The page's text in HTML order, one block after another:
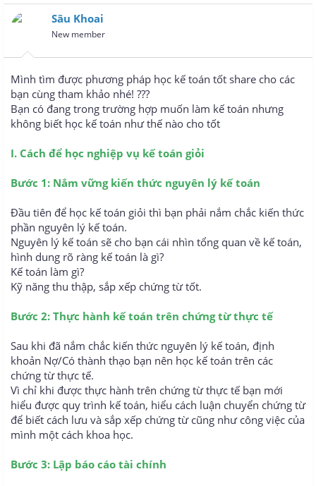
r
e
s
a
r
t
e
à
y
g
i
Sâu Khoai
New member
Mình tìm được phương pháp học kế toán tốt share cho các
bạn cùng tham khảo nhé! ???
Bạn có đang trong trường hợp muốn làm kế toán nhưng
không biết học kế toán như thế nào cho tốt
I. Cách để học nghiệp vụ kế toán giỏi
Bước 1: Nắm vững kiến thức nguyên lý kế toán
Đầu tiên để học kế toán giỏi thì bạn phải nắm chắc kiến thức
phần nguyên lý kế toán.
Nguyên lý kế toán sẽ cho bạn cái nhìn tổng quan về kế toán,
hình dung rõ ràng kế toán là gì?
Kế toán làm gì?
Kỹ năng thu thập, sắp xếp chứng từ tốt.
Bước 2: Thực hành kế toán trên chứng từ thực tế
Sau khi đã nắm chắc kiến thức nguyên lý kế toán, định
khoản Nợ/Có thành thạo bạn nên học kế toán trên các
chứng từ thực tế.
Vì chỉ khi được thực hành trên chứng từ thực tế bạn mới
hiểu được quy trình kế toán, hiểu cách luận chuyển chứng từ
để biết cách lưu và sắp xếp chứng từ cũng như công việc của
mình một cách khoa học.
Bước 3: Lập báo cáo tài chính